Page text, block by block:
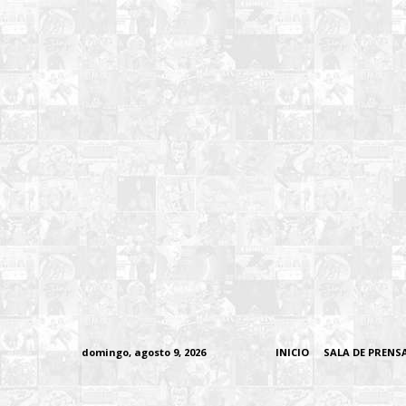
domingo, agosto 9, 2026 INICIO SALA DE